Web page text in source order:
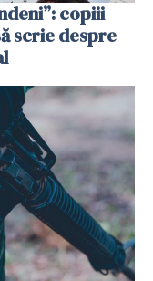
copiii
scrie despre